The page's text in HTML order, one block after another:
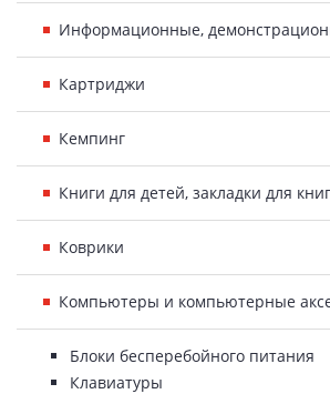
Информационные,
Картриджи
Кемпинг
Книги для детей, закладки для книг
Коврики
Компьютеры и компьютерные
Блоки бесперебойного питания
Клавиатуры